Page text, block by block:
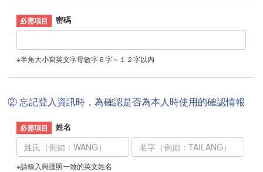
密碼
※半角大小寫英文字母數字６字～１２字以内
② 忘記登入資訊時，為確認是否為本人時使用的確認情報
姓名
※請輸入與護照一致的英文姓名